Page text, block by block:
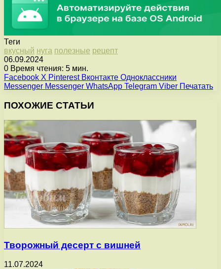
Теги
вкусный нуга полезные рецепт
06.09.2024
0 Время чтения: 5 мин.
Facebook X Pinterest Вконтакте Одноклассники
Messenger Messenger WhatsApp Telegram Viber Печатать
ПОХОЖИЕ СТАТЬИ
Творожный десерт с вишней
11.07.2024